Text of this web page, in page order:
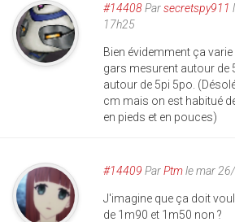
#14408Parsecretspy911
17h25
Bien évidemment ça
gars mesurent autour de
autour de 5pi 5po.
cm mais on est habitué
en pieds et en pouces)
#14409 ParPtmle mar
J'imagine que ça doit
de 1m90 et 1m50 non ?